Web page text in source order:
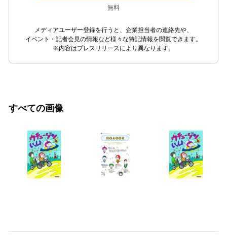
無料
メディアユーザー登録を行うと、企業担当者の連絡先や、
イベント・記者会見の情報など様々な特記情報を閲覧できます。
※内容はプレスリリースにより異なります。
すべての画像